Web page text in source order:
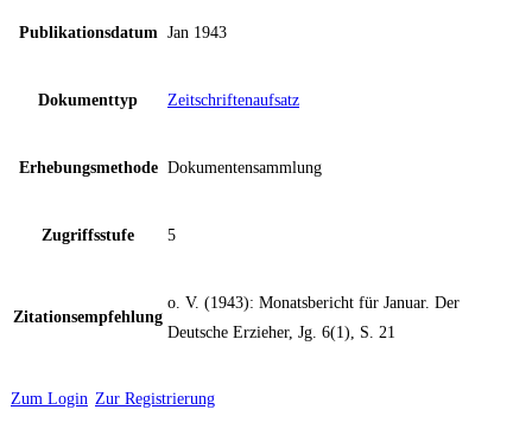
Publikationsdatum Jan 1943
Dokumenttyp Zeitschriftenaufsatz
Erhebungsmethode Dokumentensammlung
Zugriffsstufe 5
Zitationsempfehlung
o. V. (1943): Monatsbericht für Januar. Der
Deutsche Erzieher, Jg. 6(1), S. 21
Zum Login Zur Registrierung